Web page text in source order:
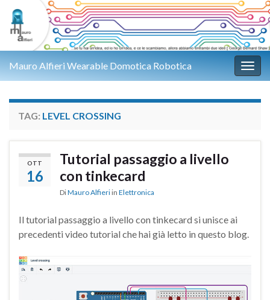
Mauro Alfieri Wearable Domotica Robotica
TAG: LEVEL CROSSING
OTT
16
Tutorial passaggio a livello
con tinkecard
DiMauro Alfieri in Elettronica
Il tutorial passaggio a livello con tinkecard si unisce ai
precedenti video tutorial che hai già letto in questo blog.